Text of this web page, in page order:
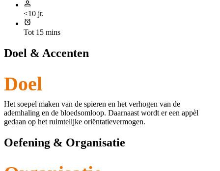
<10 jr.
Tot 15 mins
Doel & Accenten
Doel
Het soepel maken van de spieren en het verhogen van de
ademhaling en de bloedsomloop. Daarnaast wordt er een appèl
gedaan op het ruimtelijke oriëntatievermogen.
Oefening & Organisatie